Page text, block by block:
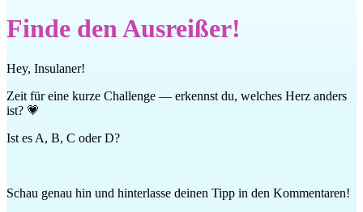
Finde den Ausreißer!
Hey, Insulaner!
Zeit für eine kurze Challenge — erkennst du, welches Herz anders
ist? 💗
Ist es A, B, C oder D?
Schau genau hin und hinterlasse deinen Tipp in den Kommentaren! ️